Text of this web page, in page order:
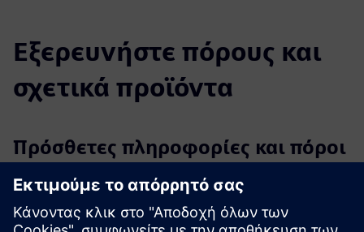
Εξερευνήστε πόρους και
σχετικά προϊόντα
Πρόσθετες πληροφορίες και πόροι
Βιβλιοθήκη εφοδιαστικής Alhona
Προσομοίωσης Alhona